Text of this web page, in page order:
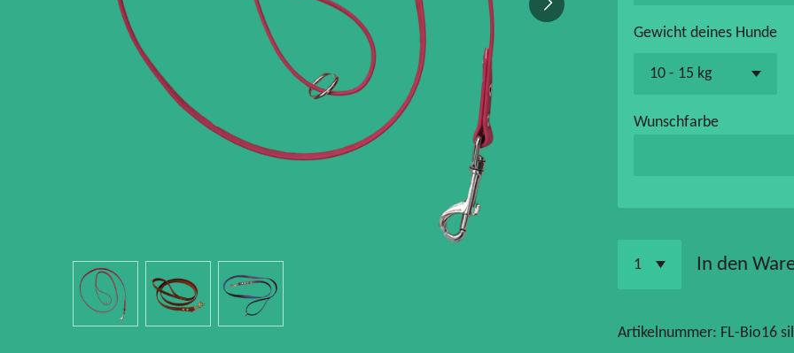
Gewicht deines Hunde
Wunschfarbe
In den
Artikelnummer: FL-Bio16